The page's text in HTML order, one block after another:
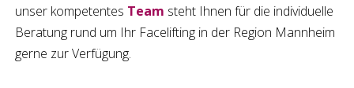
unser kompetentes Team steht Ihnen für die individuelle
Beratung rund um Ihr Facelifting in der Region Mannheim
gerne zur Verfügung.